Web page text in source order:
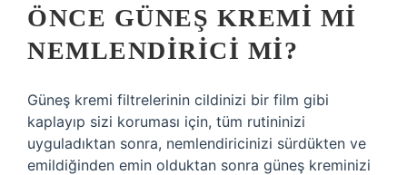
ÖNCE GÜNEŞ KREMI MI
NEMLENDIRICI MI?
Güneş kremi filtrelerinin cildinizi bir film gibi
kaplayıp sizi koruması için, tüm rutininizi
uyguladıktan sonra, nemlendiricinizi sürdükten ve
emildiğinden emin olduktan sonra güneş kreminizi